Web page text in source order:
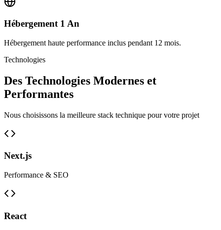
Hébergement 1 An
Hébergement haute performance inclus pendant 12 mois.
Technologies
Des Technologies Modernes et
Performantes
Nous choisissons la meilleure stack technique pour votre projet
Next.js
Performance & SEO
React